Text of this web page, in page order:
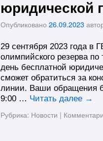
юридической
Опубликовано 26.09.2023
29 сентября 2023 года в
олимпийского резерва
день бесплатной
сможет обратиться за
линии. Ваши обращения
9:00 … Читать далее →
Рубрика: Новости |